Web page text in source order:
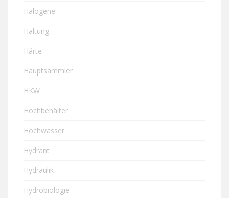
Halogene
Haltung
Härte
Hauptsammler
HKW
Hochbehälter
Hochwasser
Hydrant
Hydraulik
Hydrobiologie